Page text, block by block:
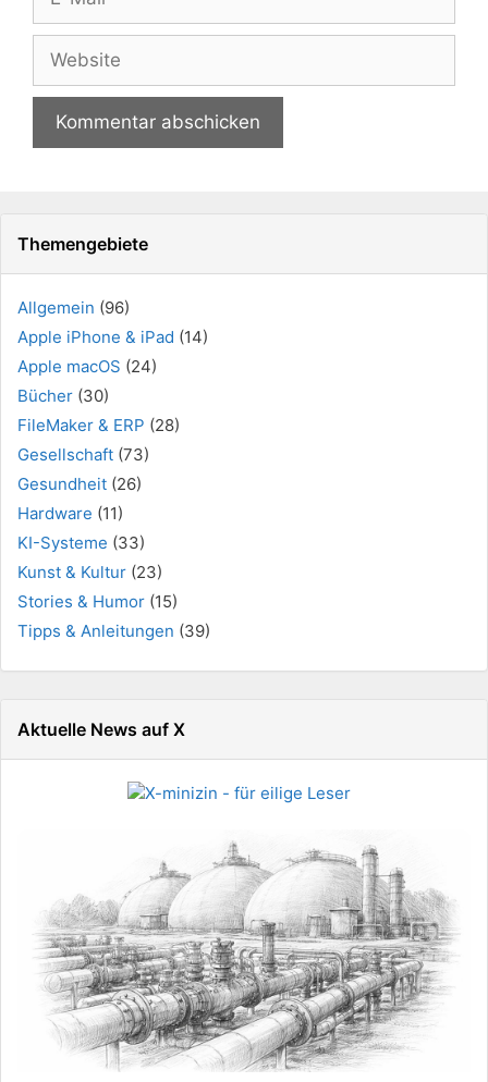
Mail
Themengebiete
Allgemein (96)
Apple iPhone & iPad (14)
Apple macOS (24)
Bücher (30)
FileMaker & ERP (28)
Gesellschaft (73)
Gesundheit (26)
Hardware (11)
KI-Systeme (33)
Kunst & Kultur (23)
Stories & Humor (15)
Tipps & Anleitungen (39)
Aktuelle News auf X